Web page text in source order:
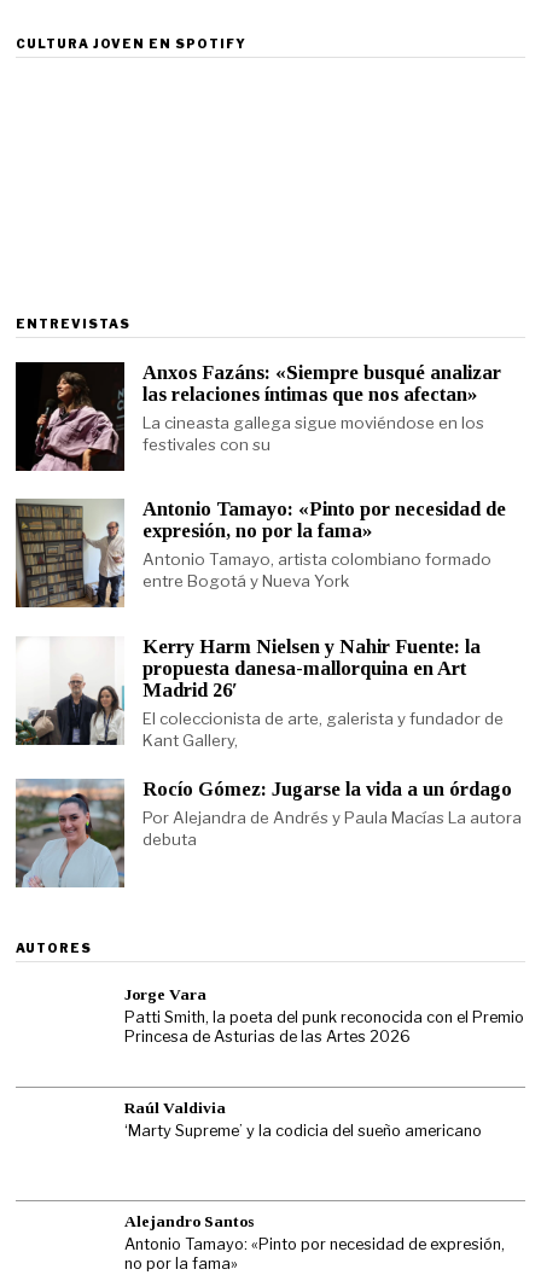
CULTURA JOVEN EN SPOTIFY
ENTREVISTAS
Anxos Fazáns: «Siempre busqué analizar
las relaciones íntimas que nos afectan»
La cineasta gallega sigue moviéndose en los
festivales con su
Antonio Tamayo: «Pinto por necesidad de
expresión, no por la fama»
Antonio Tamayo, artista colombiano formado
entre Bogotá y Nueva York
Kerry Harm Nielsen y Nahir Fuente: la
propuesta danesa-mallorquina en Art
Madrid 26′
El coleccionista de arte, galerista y fundador de
Kant Gallery,
Rocío Gómez: Jugarse la vida a un órdago
Por Alejandra de Andrés y Paula Macías La autora
debuta
AUTORES
Jorge Vara
Patti Smith, la poeta del punk reconocida con el Premio
Princesa de Asturias de las Artes 2026
Raúl Valdivia
‘Marty Supreme’ y la codicia del sueño americano
Alejandro Santos
Antonio Tamayo: «Pinto por necesidad de expresión,
no por la fama»